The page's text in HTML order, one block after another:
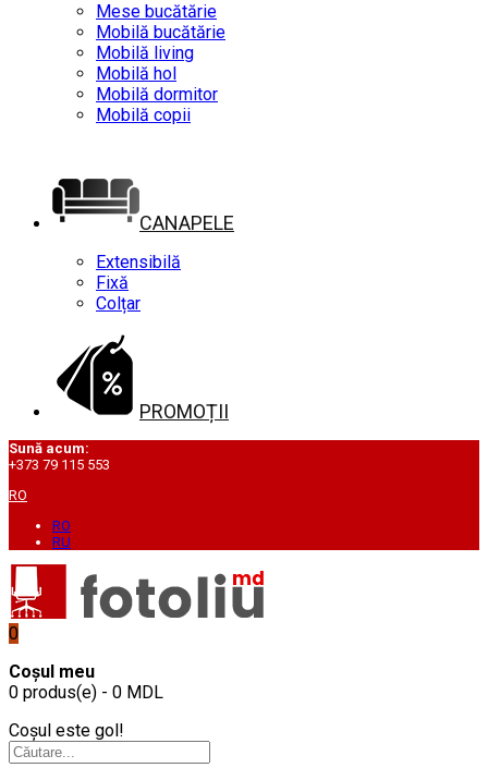
Mese bucătărie
Mobilă bucătărie
Mobilă living
Mobilă hol
Mobilă dormitor
Mobilă copii
CANAPELE
Extensibilă
Fixă
Colțar
PROMOȚII
Sună acum:
+373 79 115 553
RO
RO
RU
0
Coșul meu
0 produs(e) - 0 MDL
Coșul este gol!